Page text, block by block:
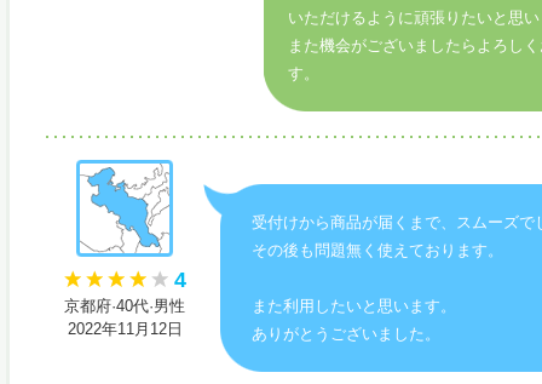
いただけるように頑張りたいと思
また機会がございましたらよろし
す。
4
京都府·40代·男性
2022年11月12日
受付けから商品が届くまで、スムーズで
その後も問題無く使えております。
また利用したいと思います。
ありがとうございました。